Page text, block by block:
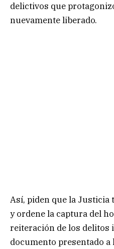
delictivos que
nuevamente liberado.
Así, piden que la Justicia
y ordene la captura del
reiteración de los delitos
documento presentado a